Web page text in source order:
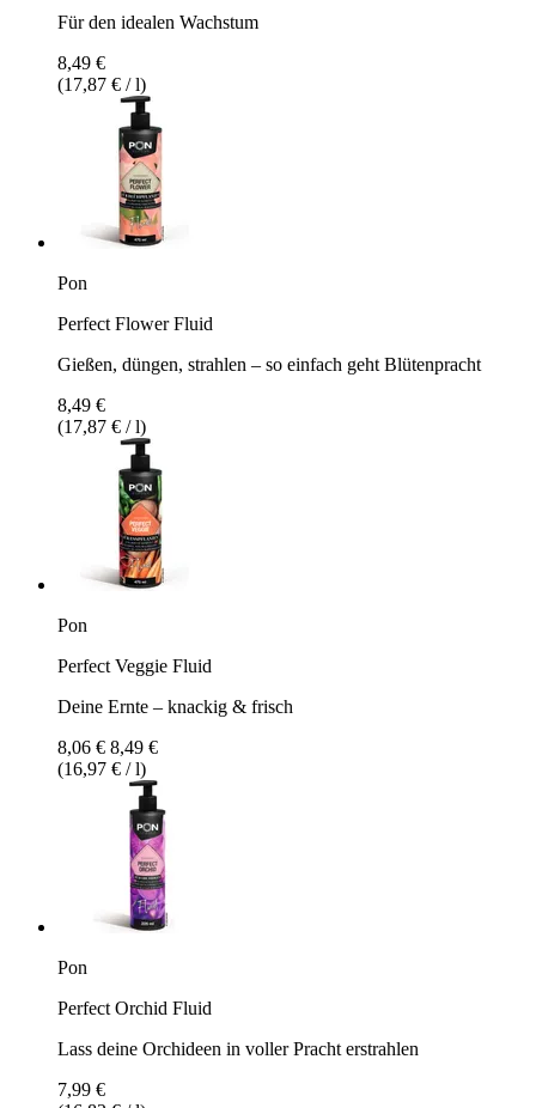
Für den idealen Wachstum
8,49 €
(17,87 € / l)
Pon
Perfect Flower Fluid
Gießen, düngen, strahlen – so einfach geht Blütenpracht
8,49 €
(17,87 € / l)
Pon
Perfect Veggie Fluid
Deine Ernte – knackig & frisch
8,06 € 8,49 €
(16,97 € / l)
Pon
Perfect Orchid Fluid
Lass deine Orchideen in voller Pracht erstrahlen
7,99 €